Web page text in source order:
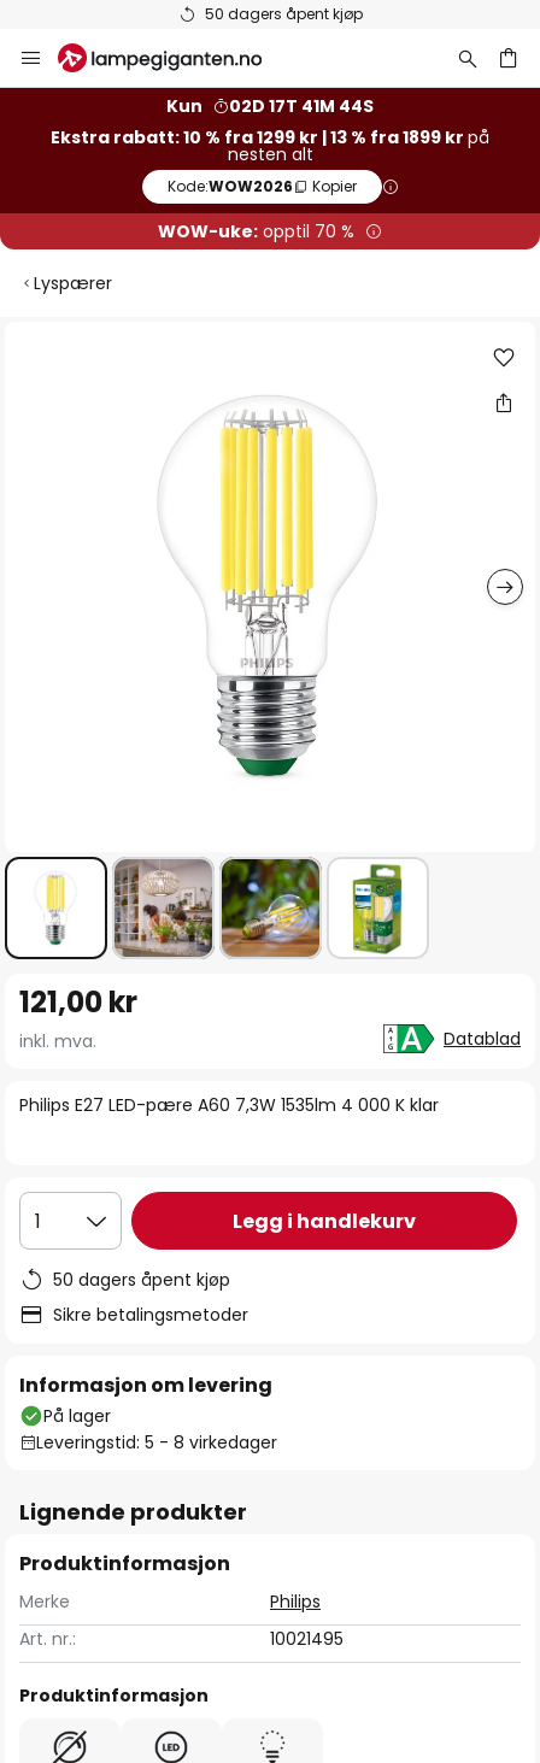
50 dagers åpent kjøp
Hopp
til
Kun
02D 17T 41M 44S
Ekstra rabatt: 10 % fra 1299 kr | 13 % fra 1899 kr på
nesten alt
Kode:WOW2026 Kopier
WOW-uke: opptil 70 %
Lyspærer
begynnelsen
bildegalleri
Philips E27 LED-pære A60 7,3W 1535lm 4 000 K klar
121,00 kr
inkl. mva. Datablad
1 Legg i handlekurv
50 dagers åpent kjøp
Sikre betalingsmetoder
Informasjon om levering
På lager
Leveringstid: 5 - 8 virkedager
Lignende produkter
Produktinformasjon
Merke
Philips
Art. nr.:
10021495
Produktinformasjon